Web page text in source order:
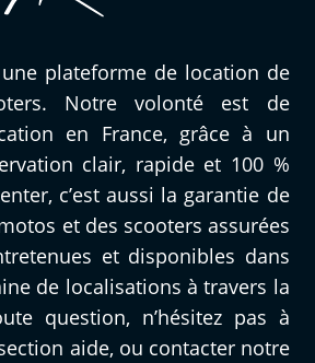
une plateforme de location de
Notre volonté est de
en France, grâce à un
clair, rapide et 100 %
c’est aussi la garantie de
et des scooters assurées
et disponibles dans
de localisations à travers la
question, n’hésitez pas à
aide, ou contacter notre